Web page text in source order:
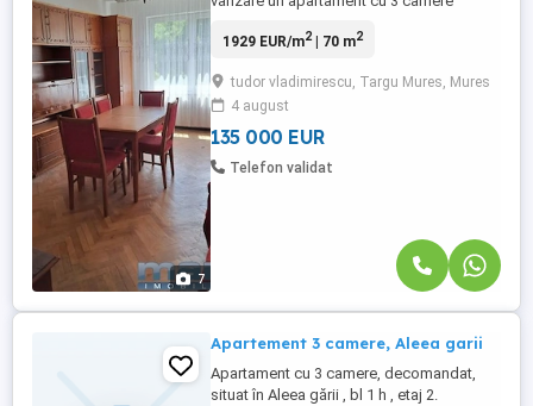
7
langa scoala generala nr 5, etaj 2 in bloc
izolat si ingijit, apartement dotat cu
centrala termica, tamplarie PVC cu geam
termopan. Compus din: living, ...
1929 EUR/m2| 70 m2
tudor vladimirescu, Targu Mures, Mures
4 august
135 000 EUR
Telefon validat
Apartement 3 camere, Aleea garii
Apartament cu 3 camere, decomandat,
situat în Aleea gării , bl 1 h , etaj 2.